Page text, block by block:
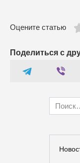
Оцените статью
Поделиться с
for: